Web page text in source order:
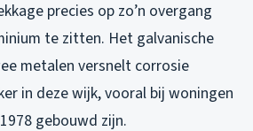
precies op zo’n overgang
te zitten. Het galvanische
metalen versnelt corrosie
in deze wijk, vooral bij woningen
gebouwd zijn.